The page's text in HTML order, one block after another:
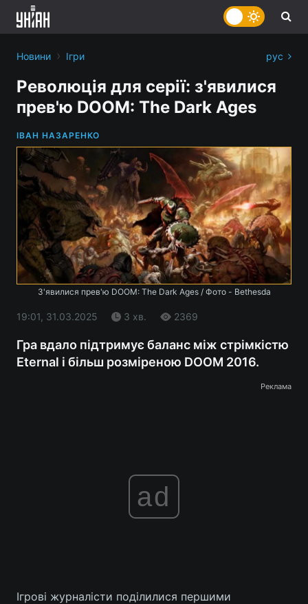
Новини › Ігри рус
Революція для серії: з'явилися
прев'ю DOOM: The Dark Ages
ІВАН НАЗАРЕНКО
З'явилися прев'ю DOOM: The Dark Ages / Фото - Bethesda
19:01, 31.03.2025 3 хв. 2369
Гра вдало підтримує баланс між стрімкістю
Eternal і більш розміреною DOOM 2016.
Реклама
ad
Ігрові журналісти поділилися першими